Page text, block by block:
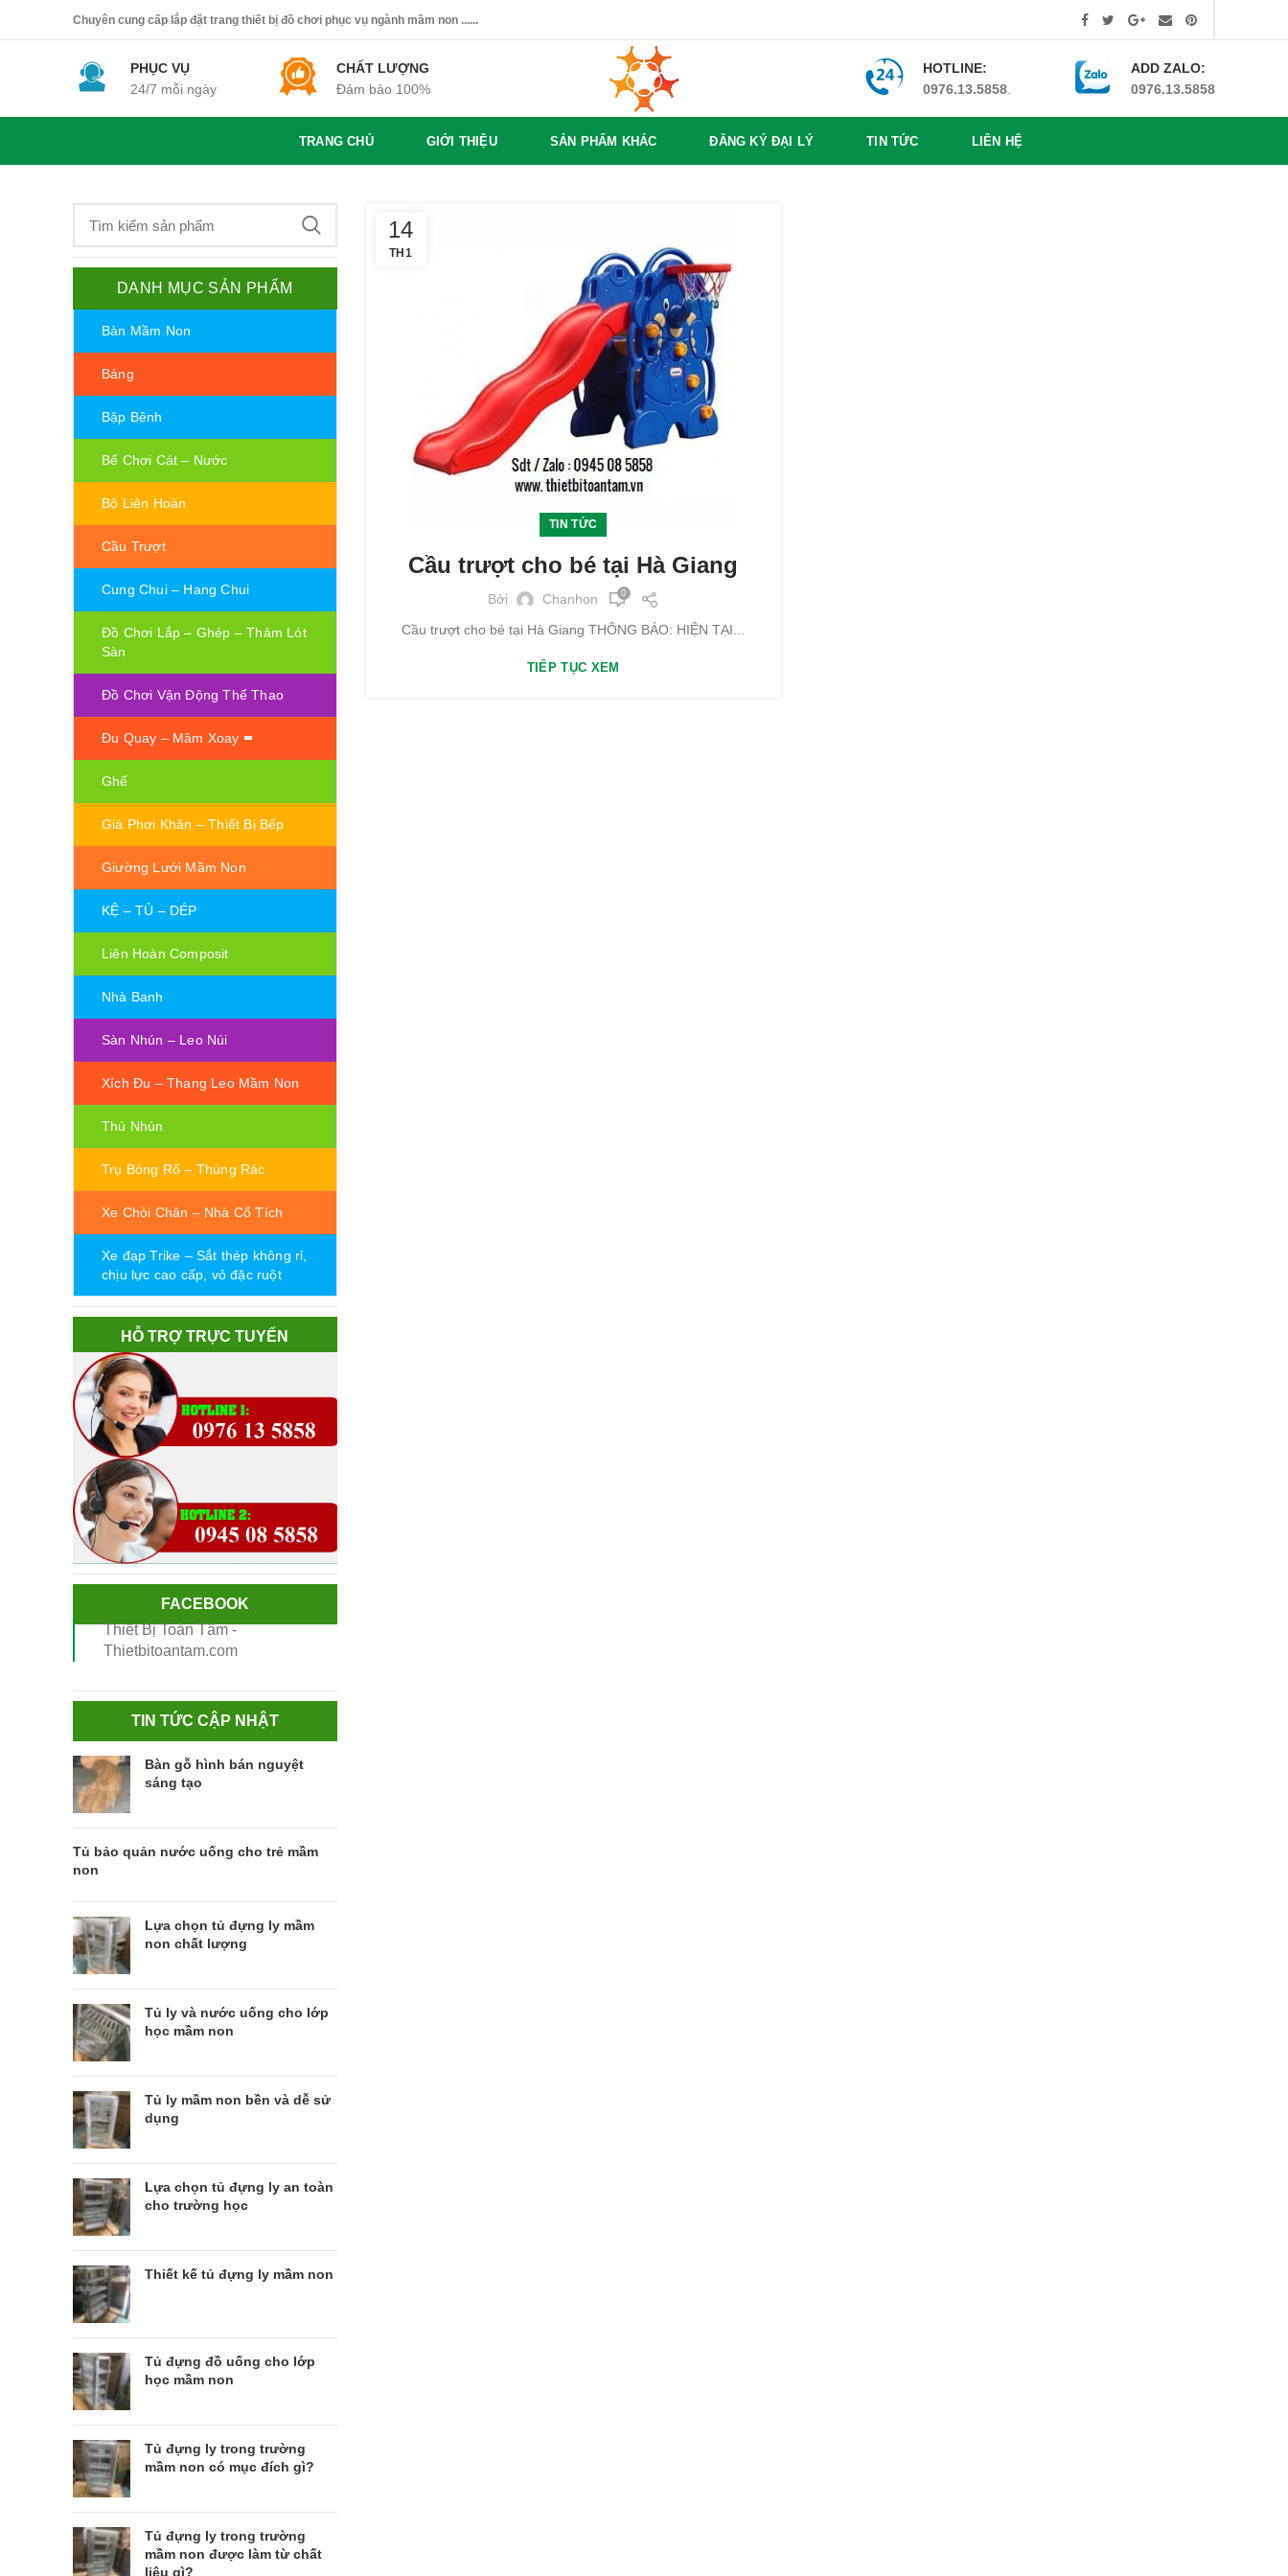
Chuyên cung cấp lắp đặt trang thiết bị đồ chơi phục vụ ngành mầm non ......
PHỤC VỤ
24/7 mỗi ngày
CHẤT LƯỢNG
Đảm bảo 100%
HOTLINE:
0976.13.5858
ADD ZALO:
0976.13.5858
TRANG CHỦ GIỚI THIỆU SẢN PHẨM KHÁC ĐĂNG KÝ ĐẠI LÝ TIN TỨC LIÊN HỆ
14
TH1
TIN TỨC
Cầu trượt cho bé tại Hà Giang
Bởi Chanhon 0
Cầu trượt cho bé tại Hà Giang THÔNG BÁO: HIỆN TẠI...
TIẾP TỤC XEM
DANH MỤC SẢN PHẨM
Bàn Mầm Non
Bảng
Bập Bênh
Bể Chơi Cát – Nước
Bộ Liên Hoàn
Cầu Trượt
Cung Chui – Hang Chui
Đồ Chơi Lắp – Ghép – Thảm Lót
Sàn
Đồ Chơi Vận Động Thể Thao
Đu Quay – Mâm Xoay
Ghế
Giá Phơi Khăn – Thiết Bị Bếp
Giường Lưới Mầm Non
KỆ – TỦ – DÉP
Liên Hoàn Composit
Nhà Banh
Sàn Nhún – Leo Núi
Xích Đu – Thang Leo Mầm Non
Thú Nhún
Trụ Bóng Rổ – Thùng Rác
Xe Chòi Chân – Nhà Cổ Tích
Xe đạp Trike – Sắt thép không rỉ,
chịu lực cao cấp, vỏ đặc ruột
HỖ TRỢ TRỰC TUYẾN
FACEBOOK
Thiết Bị Toàn Tâm -
Thietbitoantam.com
TIN TỨC CẬP NHẬT
Bàn gỗ hình bán nguyệt
sáng tạo
Tủ bảo quản nước uống cho trẻ mầm
non
Lựa chọn tủ đựng ly mầm
non chất lượng
Tủ ly và nước uống cho lớp
học mầm non
Tủ ly mầm non bền và dễ sử
dụng
Lựa chọn tủ đựng ly an toàn
cho trường học
Thiết kế tủ đựng ly mầm non
Tủ đựng đồ uống cho lớp
học mầm non
Tủ đựng ly trong trường
mầm non có mục đích gì?
Tủ đựng ly trong trường
mầm non được làm từ chất
liệu gì?